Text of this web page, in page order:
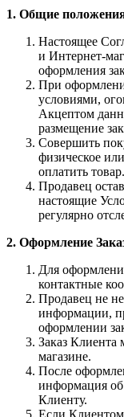
1. Общие
Настоящее
и Интернет-
оформления
При
условиями,
Акцептом
размещение
Совершить
физическое
оплатить товар.
Продавец
настоящие
регулярно
2. Оформление
Для
контактные
Продавец не
информации,
оформлении
Заказ
магазине.
После
информация об
Клиенту.
Если Клиентом